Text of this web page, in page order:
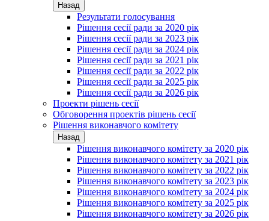
Назад
Результати голосування
Рішення сесії ради за 2020 рік
Рішення сесії ради за 2023 рік
Рішення сесії ради за 2024 рік
Рішення сесії ради за 2021 рік
Рішення сесії ради за 2022 рік
Рішення сесії ради за 2025 рік
Рішення сесії ради за 2026 рік
Проекти рішень сесії
Обговорення проектів рішень сесії
Рішення виконавчого комітету
Назад
Рішення виконавчого комітету за 2020 рік
Рішення виконавчого комітету за 2021 рік
Рішення виконавчого комітету за 2022 рік
Рішення виконавчого комітету за 2023 рік
Рішення виконавчого комітету за 2024 рік
Рішення виконавчого комітету за 2025 рік
Рішення виконавчого комітету за 2026 рік